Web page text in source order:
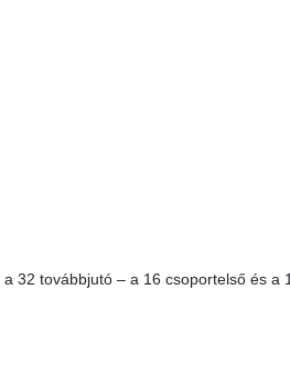
32 továbbjutó – a 16 csoportelső és